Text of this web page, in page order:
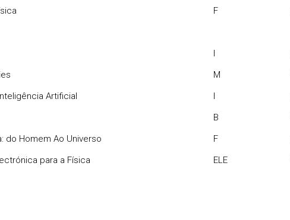
F
I
M
Artificial I
B
do Homem Ao Universo F
para a Física ELE